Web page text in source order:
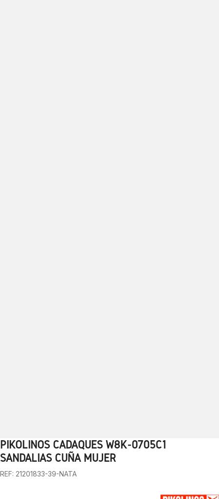
1 2 3 4 5 6 7 8
PIKOLINOS CADAQUES W8K-0705C1
SANDALIAS CUÑA MUJER
REF: 21201833-39-NATA